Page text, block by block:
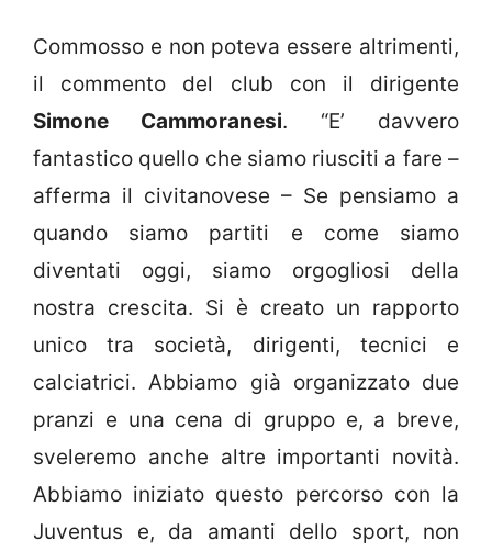
Commosso e non poteva essere altrimenti,
il commento del club con il dirigente
Simone Cammoranesi. “E’ davvero
fantastico quello che siamo riusciti a fare –
afferma il civitanovese – Se pensiamo a
quando siamo partiti e come siamo
diventati oggi, siamo orgogliosi della
nostra crescita. Si è creato un rapporto
unico tra società, dirigenti, tecnici e
calciatrici. Abbiamo già organizzato due
pranzi e una cena di gruppo e, a breve,
sveleremo anche altre importanti novità.
Abbiamo iniziato questo percorso con la
Juventus e, da amanti dello sport, non